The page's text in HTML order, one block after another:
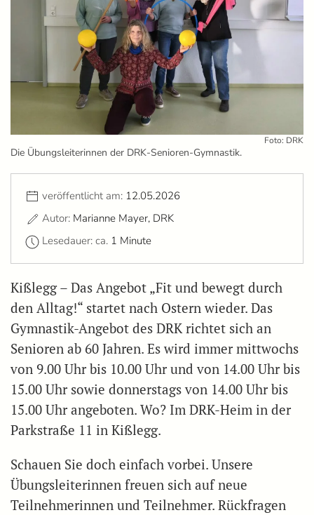
Foto: DRK
Die Übungsleiterinnen der DRK-Senioren-Gymnastik.
veröffentlicht am: 12.05.2026
Autor: Marianne Mayer, DRK
Lesedauer: ca. 1 Minute
Kißlegg – Das Angebot „Fit und bewegt durch
den Alltag!“ startet nach Ostern wieder. Das
Gymnastik-Angebot des DRK richtet sich an
Senioren ab 60 Jahren. Es wird immer mittwochs
von 9.00 Uhr bis 10.00 Uhr und von 14.00 Uhr bis
15.00 Uhr sowie donnerstags von 14.00 Uhr bis
15.00 Uhr angeboten. Wo? Im DRK-Heim in der
Parkstraße 11 in Kißlegg.
Schauen Sie doch einfach vorbei. Unsere
Übungsleiterinnen freuen sich auf neue
Teilnehmerinnen und Teilnehmer. Rückfragen